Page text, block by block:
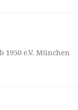
1950 e.V. München